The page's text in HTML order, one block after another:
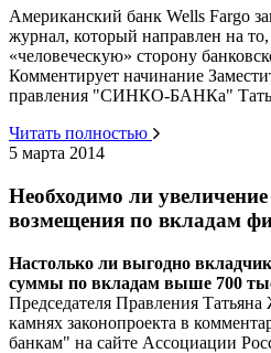
Американский банк Wells Fargo
журнал, который направлен на то,
«человеческую» сторону
Комментирует начинание
правления "СИНКО-БАНКа"
Читать полностью
5 марта 2014
Необходимо ли
возмещения по вкладам
Настолько ли выгодно
суммы по вкладам выше 700
Председателя Правления
камнях законопроекта в
банкам" на сайте Ассоциации